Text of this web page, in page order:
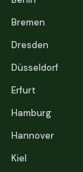
Bremen
Dresden
Düsseldorf
Erfurt
Hamburg
Hannover
Kiel